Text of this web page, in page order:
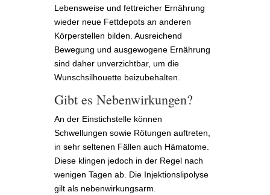
Lebensweise und fettreicher Ernährung
wieder neue Fettdepots an anderen
Körperstellen bilden. Ausreichend
Bewegung und ausgewogene Ernährung
sind daher unverzichtbar, um die
Wunschsilhouette beizubehalten.
Gibt es Nebenwirkungen?
An der Einstichstelle können
Schwellungen sowie Rötungen auftreten,
in sehr seltenen Fällen auch Hämatome.
Diese klingen jedoch in der Regel nach
wenigen Tagen ab. Die Injektionslipolyse
gilt als nebenwirkungsarm.